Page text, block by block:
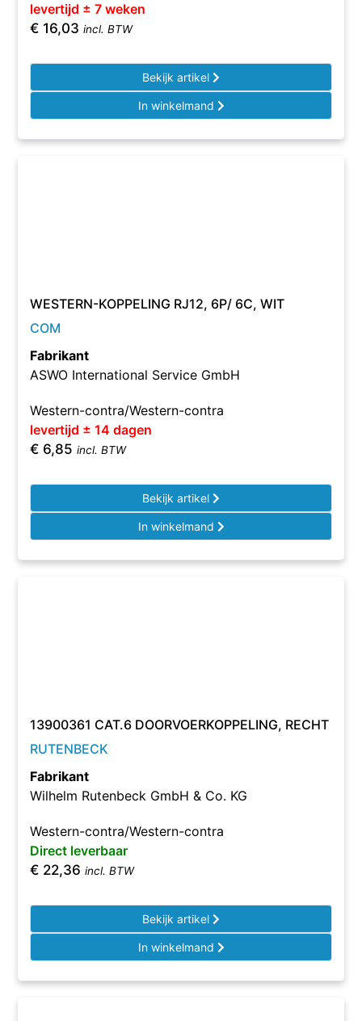
levertijd ± 7 weken
€ 16,03 incl. BTW
Bekijk artikel
In winkelmand
WESTERN-KOPPELING RJ12, 6P/ 6C, WIT
COM
Fabrikant
ASWO International Service GmbH
Western-contra/Western-contra
levertijd ± 14 dagen
€ 6,85 incl. BTW
Bekijk artikel
In winkelmand
13900361 CAT.6 DOORVOERKOPPELING, RECHT
RUTENBECK
Fabrikant
Wilhelm Rutenbeck GmbH & Co. KG
Western-contra/Western-contra
Direct leverbaar
€ 22,36 incl. BTW
Bekijk artikel
In winkelmand